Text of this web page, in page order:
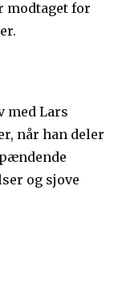
modtaget for
med Lars
når han deler
og sjove